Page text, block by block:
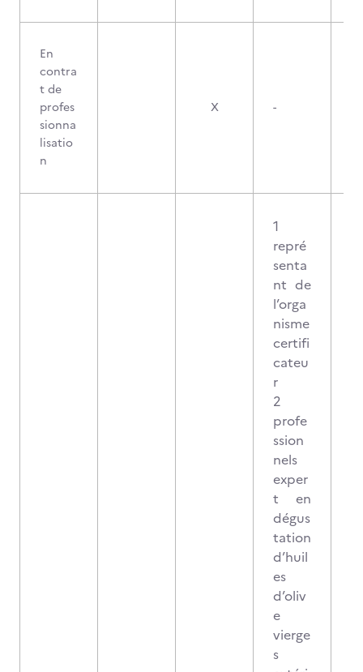
En
contra
t de
profes
sionna
lisatio
n
X -
1
repré
senta
nt de
l’orga
nisme
certifi
cateu
r
2
profe
ssion
nels
exper
t en
dégus
tation
d’huil
es
d’oliv
e
vierge
s